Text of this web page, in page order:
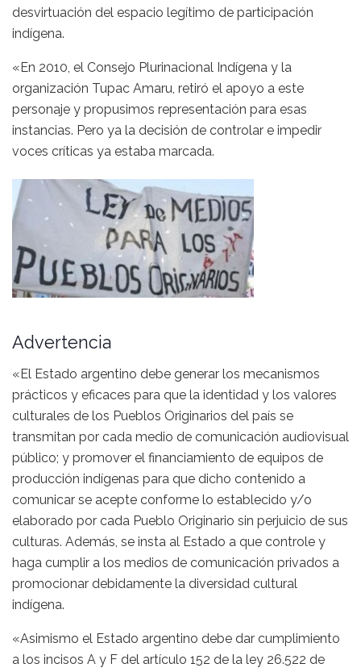
desvirtuación del espacio legítimo de participación
indígena.
«En 2010, el Consejo Plurinacional Indígena y la
organización Tupac Amaru, retiró el apoyo a este
personaje y propusimos representación para esas
instancias. Pero ya la decisión de controlar e impedir
voces críticas ya estaba marcada.
Advertencia
«El Estado argentino debe generar los mecanismos
prácticos y eficaces para que la identidad y los valores
culturales de los Pueblos Originarios del país se
transmitan por cada medio de comunicación audiovisual
público; y promover el financiamiento de equipos de
producción indígenas para que dicho contenido a
comunicar se acepte conforme lo establecido y/o
elaborado por cada Pueblo Originario sin perjuicio de sus
culturas. Además, se insta al Estado a que controle y
haga cumplir a los medios de comunicación privados a
promocionar debidamente la diversidad cultural
indígena.
«Asimismo el Estado argentino debe dar cumplimiento
a los incisos A y F del artículo 152 de la ley 26.522 de